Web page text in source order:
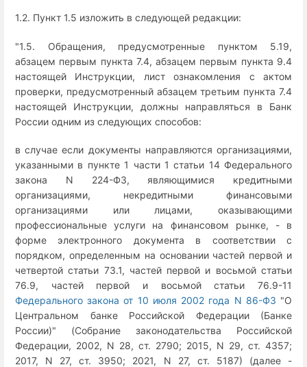
1.2. Пункт 1.5 изложить в следующей редакции:
"1.5. Обращения, предусмотренные пунктом 5.19,
абзацем первым пункта 7.4, абзацем первым пункта 9.4
настоящей Инструкции, лист ознакомления с актом
проверки, предусмотренный абзацем третьим пункта 7.4
настоящей Инструкции, должны направляться в Банк
России одним из следующих способов:
в случае если документы направляются организациями,
указанными в пункте 1 части 1 статьи 14 Федерального
закона N 224-ФЗ, являющимися кредитными
организациями, некредитными финансовыми
организациями или лицами, оказывающими
профессиональные услуги на финансовом рынке, - в
форме электронного документа в соответствии с
порядком, определенным на основании частей первой и
четвертой статьи 73.1, частей первой и восьмой статьи
76.9, частей первой и восьмой статьи 76.9-11
Федерального закона от 10 июля 2002 года N 86-ФЗ "О
Центральном банке Российской Федерации (Банке
России)" (Собрание законодательства Российской
Федерации, 2002, N 28, ст. 2790; 2015, N 29, ст. 4357;
2017, N 27, ст. 3950; 2021, N 27, ст. 5187) (далее -